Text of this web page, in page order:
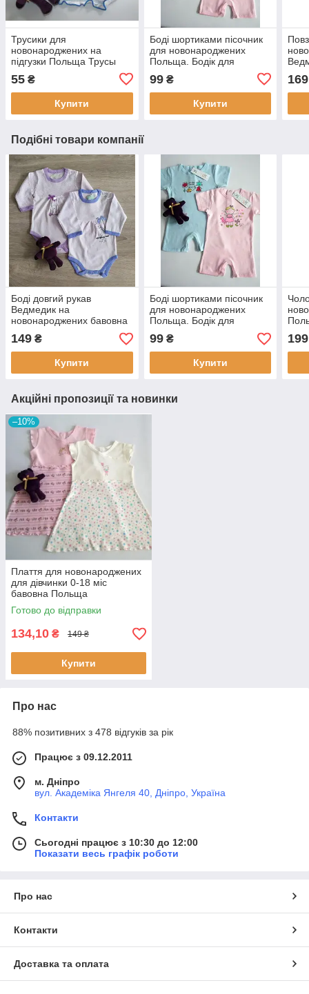
Трусики для
новонароджених на
підгузки Польща Трусы
55 ₴
Купити
Боді шортиками пісочник
для новонароджених
Польща. Бодік для
99₴
Купити
169
Подібні товари компанії
Боді довгий рукав
Ведмедик на
новонароджених бавовна
Польща Одяг для
немовлят
149 ₴
Купити
Боді шортиками пісочник
для новонароджених
Польща. Бодік для
немовлят
99₴
Купити
на
199
Акційні пропозиції та новинки
–10%
Плаття для новонароджених
для дівчинки 0-18 міс
бавовна Польща
Готово до відправки
134,10 ₴ 149 ₴
Купити
Про нас
88% позитивних з 478 відгуків за рік
Працює з 09.12.2011
м. Дніпро
вул. Академіка Янгеля 40, Дніпро, Україна
Контакти
Сьогодні працює з 10:30 до 12:00
Показати весь графік роботи
Про нас
Контакти
Доставка та оплата